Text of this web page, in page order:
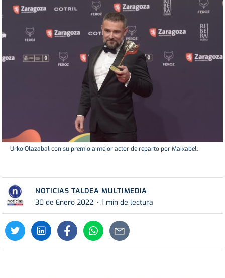
Urko Olazabal con su premio a mejor actor de reparto por Maixabel.
NOTICIAS TALDEA MULTIMEDIA
30 de Enero 2022
1 min de lectura